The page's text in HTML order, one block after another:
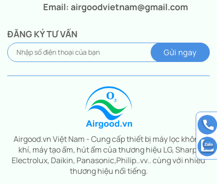
Email: airgoodvietnam@gmail.com
ĐĂNG KÝ TƯ VẤN
Airgood.vn Việt Nam - Cung cấp thiết bị máy lọc không
khí, máy tạo ẩm, hút ẩm của thương hiệu LG, Sharp,
Electrolux, Daikin, Panasonic,Philip..vv.. cùng với nhiều
thương hiệu nổi tiếng.